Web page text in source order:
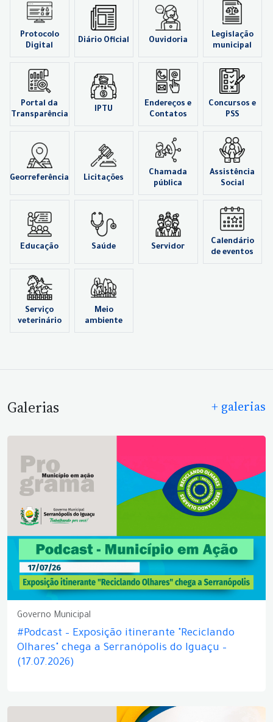
Protocolo
Digital
Diário Oficial Ouvidoria
Legislação
municipal
Portal da
Transparência
IPTU
Endereços e
Contatos
Concursos e
PSS
Georreferência Licitações
Chamada
pública
Assistência
Social
Educação Saúde Servidor
Calendário
de eventos
Serviço
veterinário
Meio
ambiente
Galerias + galerias
Governo Municipal
#Podcast – Exposição itinerante "Reciclando
Olhares" chega a Serranópolis do Iguaçu –
(17.07.2026)